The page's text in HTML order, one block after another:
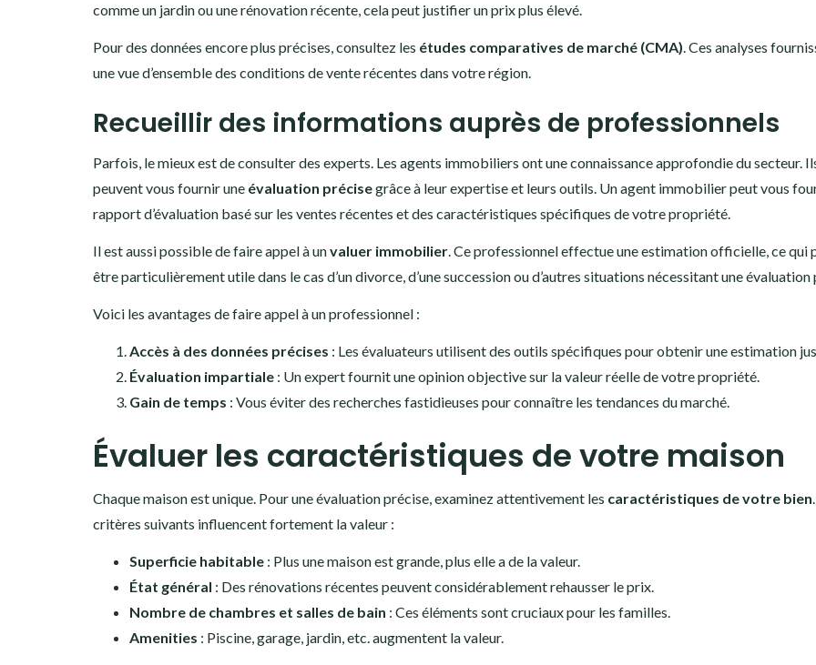
comme un jardin ou une rénovation récente, cela peut justifier un prix plus élevé.
Pour des données encore plus précises, consultez les études comparatives de marché (CMA). Ces analyses
une vue d’ensemble des conditions de vente récentes dans votre région.
Recueillir des informations auprès de professionnels
Parfois, le mieux est de consulter des experts. Les agents immobiliers ont une connaissance approfondie du secteur.
peuvent vous fournir une évaluation précisegrâce à leur expertise et leurs outils. Un agent immobilier peut vous
rapport d’évaluation basé sur les ventes récentes et des caractéristiques spécifiques de votre propriété.
Il est aussi possible de faire appel à unvaluer immobilier. Ce professionnel effectue une estimation officielle, ce qui
être particulièrement utile dans le cas d’un divorce, d’une succession ou d’autres situations nécessitant une évaluation
Voici les avantages de faire appel à un professionnel :
Accès à des données précises : Les évaluateurs utilisent des outils spécifiques pour obtenir une estimation
Évaluation impartiale : Un expert fournit une opinion objective sur la valeur réelle de votre propriété.
Gain de temps : Vous éviter des recherches fastidieuses pour connaître les tendances du marché.
Évaluer les caractéristiques de votre maison
Chaque maison est unique. Pour une évaluation précise, examinez attentivement les caractéristiques de votre bien
critères suivants influencent fortement la valeur :
Superficie habitable : Plus une maison est grande, plus elle a de la valeur.
État général : Des rénovations récentes peuvent considérablement rehausser le prix.
Nombre de chambres et salles de bain : Ces éléments sont cruciaux pour les familles.
Amenities : Piscine, garage, jardin, etc. augmentent la valeur.